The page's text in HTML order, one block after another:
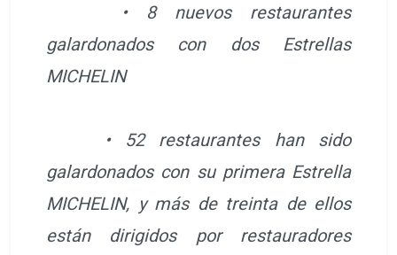
• 8 nuevos restaurantes
galardonados con dos Estrellas
MICHELIN
• 52 restaurantes han sido
galardonados con su primera Estrella
MICHELIN, y más de treinta de ellos
están dirigidos por restauradores